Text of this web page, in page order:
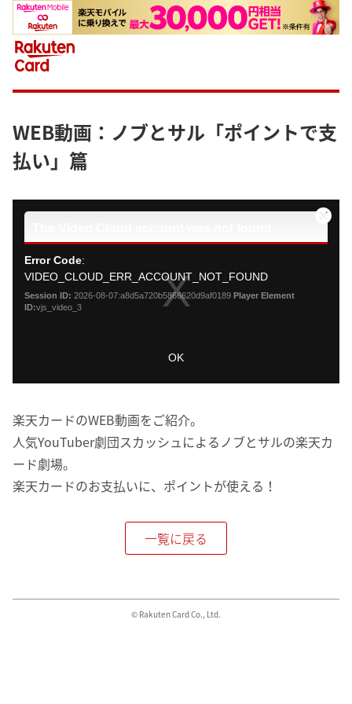
WEB動画：ノブとサル「ポイントで支
払い」篇
window.
Error Code:
VIDEO_CLOUD_ERR_ACCOUNT_NOT_FOUND
Session ID: 2026-08-07:a8d5a720b5866620d9af0189 Player Element
ID:vjs_video_3
OK
Close
Modal
楽天カードのWEB動画をご紹介。
人気YouTuber劇団スカッシュによるノブとサルの楽天カ
ード劇場。
楽天カードのお支払いに、ポイントが使える！
一覧に戻る
© Rakuten Card Co., Ltd.